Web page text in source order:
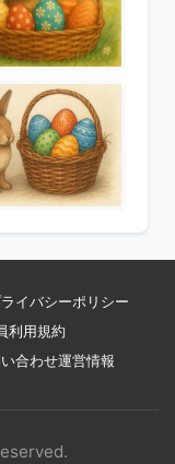
イバシーポリシー
利用規約
合わせ運営情報